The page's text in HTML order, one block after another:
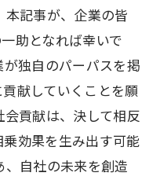
本記事が、企業の皆
助となれば幸いで
独自のパーパスを掲
献していくことを願
貢献は、決して相反
効果を生み出す可能
自社の未来を創造